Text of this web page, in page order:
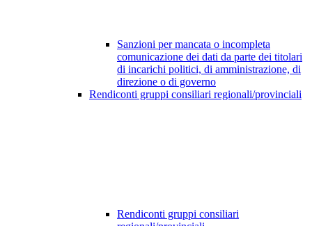
Sanzioni per mancata o incompleta
comunicazione dei dati da parte dei titolari
di incarichi politici, di amministrazione, di
direzione o di governo
Rendiconti gruppi consiliari regionali/provinciali
Rendiconti gruppi consiliari